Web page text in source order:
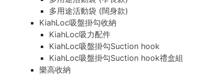
多用途活動袋 (闊身款)
KiahLoc吸盤掛勾收納
KiahLoc吸力配件
KiahLoc吸盤掛勾Suction hook
KiahLoc吸盤掛勾Suction hook禮盒組
樂高收納